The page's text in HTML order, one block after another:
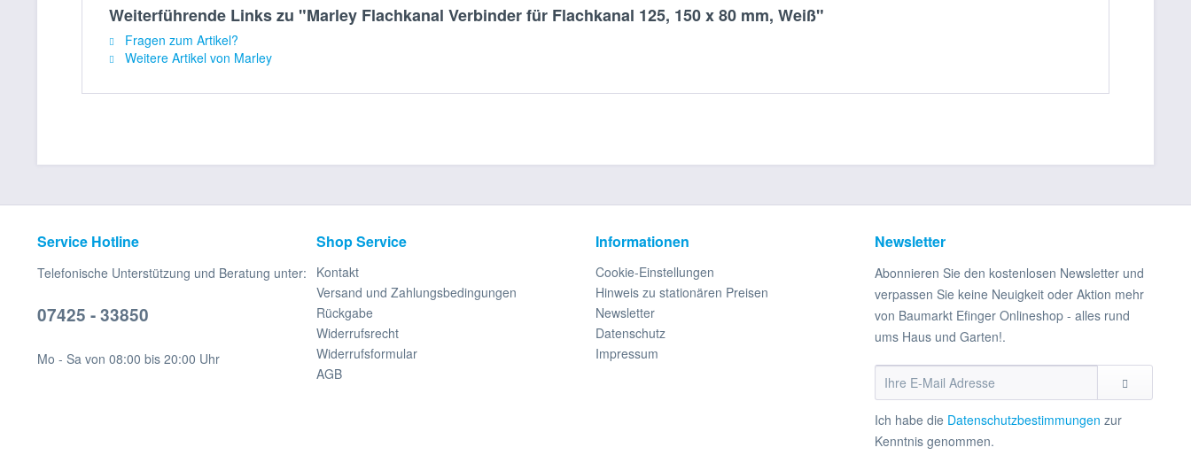
Weiterführende Links zu "Marley Flachkanal Verbinder für Flachkanal 125, 150 x 80 mm, Weiß"
Fragen zum Artikel?
Weitere Artikel von Marley
Service Hotline
Telefonische Unterstützung und Beratung unter:
07425 - 33850
Mo - Sa von 08:00 bis 20:00 Uhr
Shop Service
Kontakt
Versand und Zahlungsbedingungen
Rückgabe
Widerrufsrecht
Widerrufsformular
AGB
Informationen
Cookie-Einstellungen
Hinweis zu stationären Preisen
Newsletter
Datenschutz
Impressum
Newsletter
Abonnieren Sie den kostenlosen Newsletter und
verpassen Sie keine Neuigkeit oder Aktion mehr
von Baumarkt Efinger Onlineshop - alles rund
ums Haus und Garten!.
Ich habe die Datenschutzbestimmungen zur
Kenntnis genommen.